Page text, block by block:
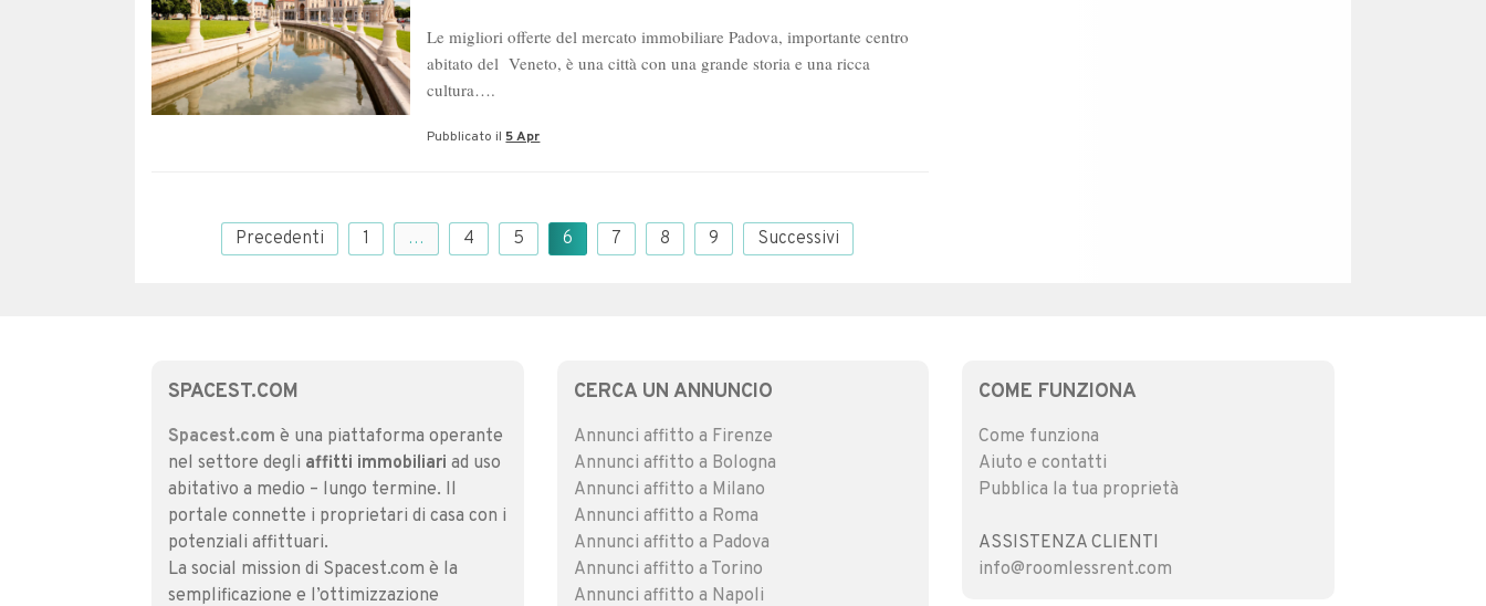
Le migliori offerte del mercato immobiliare Padova, importante centro
abitato del Veneto, è una città con una grande storia e una ricca
cultura….
Pubblicato il 5 Apr
NavigazionePrecedenti 1 … 4 5 6 7 8 9 Successivi
SPACEST.COM
Spacest.com è una piattaforma operante
nel settore degli affitti immobiliari ad uso
abitativo a medio – lungo termine. Il
portale connette i proprietari di casa con i
potenziali affittuari.
La social mission di Spacest.com è la
semplificazione e l’ottimizzazione
CERCA UN ANNUNCIO
Annunci affitto a Firenze
Annunci affitto a Bologna
Annunci affitto a Milano
Annunci affitto a Roma
Annunci affitto a Padova
Annunci affitto a Torino
Annunci affitto a Napoli
COME FUNZIONA
Come funziona
Aiuto e contatti
Pubblica la tua proprietà
ASSISTENZA CLIENTI
info@roomlessrent.com